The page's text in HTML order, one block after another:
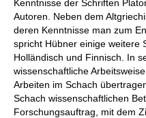
Kenntnisse der Schriften
Autoren. Neben dem
deren Kenntnisse man zum
spricht Hübner einige weitere
Holländisch und Finnisch. In
wissenschaftliche
Arbeiten im Schach
Schach wissenschaftlichen
Forschungsauftrag, mit dem